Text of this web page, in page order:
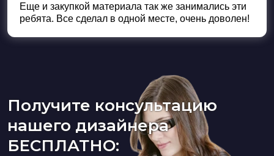
Еще и закупкой материала так же занимались эти
ребята. Все сделал в одной месте, очень доволен!
Получите консультацию
нашего дизайнера
БЕСПЛАТНО: